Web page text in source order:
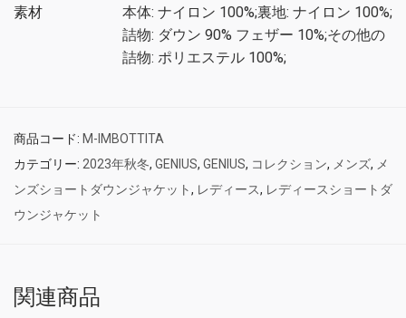
素材
本体: ナイロン 100%;裏地: ナイロン 100%;
詰物: ダウン 90% フェザー 10%;その他の
詰物: ポリエステル 100%;
商品コード: M-IMBOTTITA
カテゴリー: 2023年秋冬, GENIUS, GENIUS, コレクション, メンズ, メ
ンズショートダウンジャケット, レディース, レディースショートダ
ウンジャケット
関連商品